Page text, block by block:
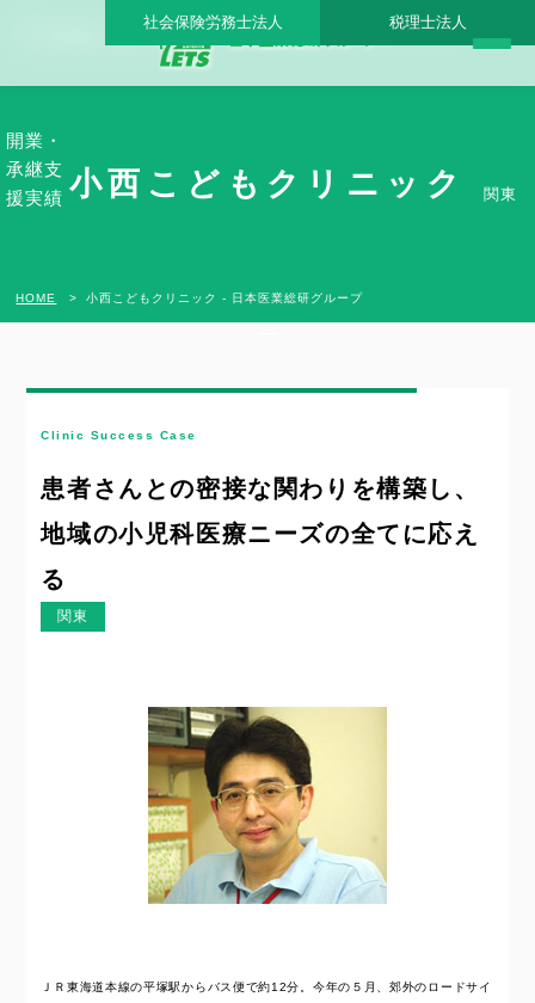
小西こどもクリニック - 日本医業総研グループ |日本医業総研｜医院開業・承継・クリ
社会保険労務士法人 税理士法人
開業・
承継支
援実績 小西こどもクリニック 関東
HOME 小西こどもクリニック - 日本医業総研グループ
Clinic Success Case
患者さんとの密接な関わりを構築し、
地域の小児科医療ニーズの全てに応え
る
関東
ＪＲ東海道本線の平塚駅からバス便で約12分。今年の５月、郊外のロードサイ